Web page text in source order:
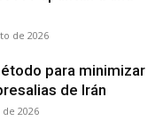
de 2026
para minimizar
de Irán
2026